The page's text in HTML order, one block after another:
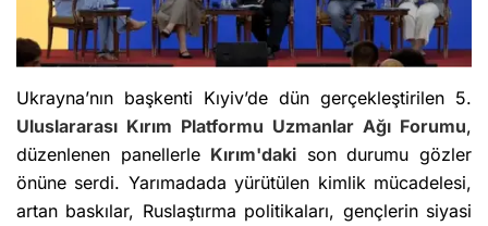
Ukrayna’nın başkenti Kıyiv’de dün gerçekleştirilen 5.
Uluslararası Kırım Platformu Uzmanlar Ağı Forumu,
düzenlenen panellerle Kırım'daki son durumu gözler
önüne serdi. Yarımadada yürütülen kimlik mücadelesi,
artan baskılar, Ruslaştırma politikaları, gençlerin siyasi